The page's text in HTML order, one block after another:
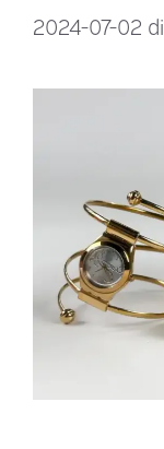
2024-07-02 di